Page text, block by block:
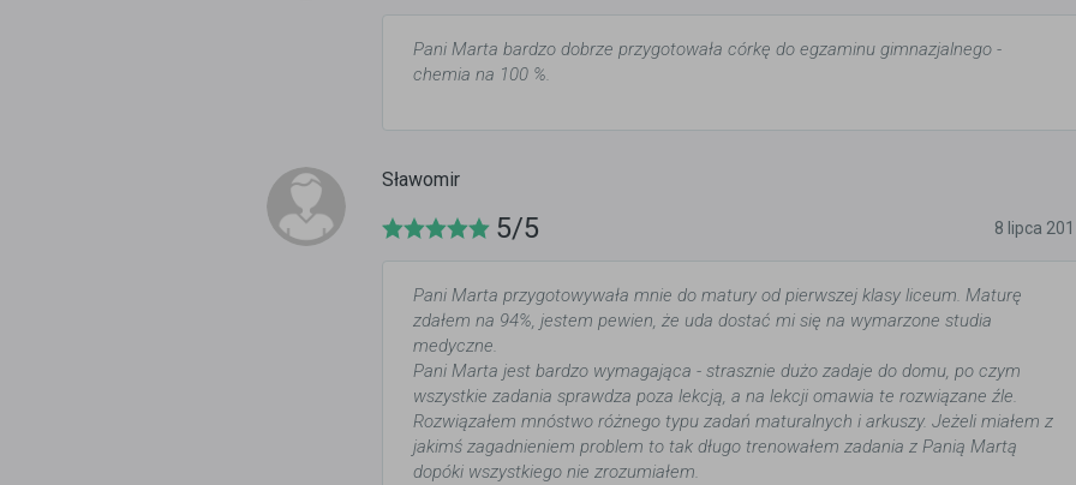
Pani Marta bardzo dobrze przygotowała córkę do egzaminu gimnazjalnego -
chemia na 100 %.
Sławomir
5/5 8 lipca
Pani Marta przygotowywała mnie do matury od pierwszej klasy liceum. Maturę
zdałem na 94%, jestem pewien, że uda dostać mi się na wymarzone studia
medyczne.
Pani Marta jest bardzo wymagająca - strasznie dużo zadaje do domu, po czym
wszystkie zadania sprawdza poza lekcją, a na lekcji omawia te rozwiązane źle.
Rozwiązałem mnóstwo różnego typu zadań maturalnych i arkuszy. Jeżeli miałem z
jakimś zagadnieniem problem to tak długo trenowałem zadania z Panią Martą
dopóki wszystkiego nie zrozumiałem.